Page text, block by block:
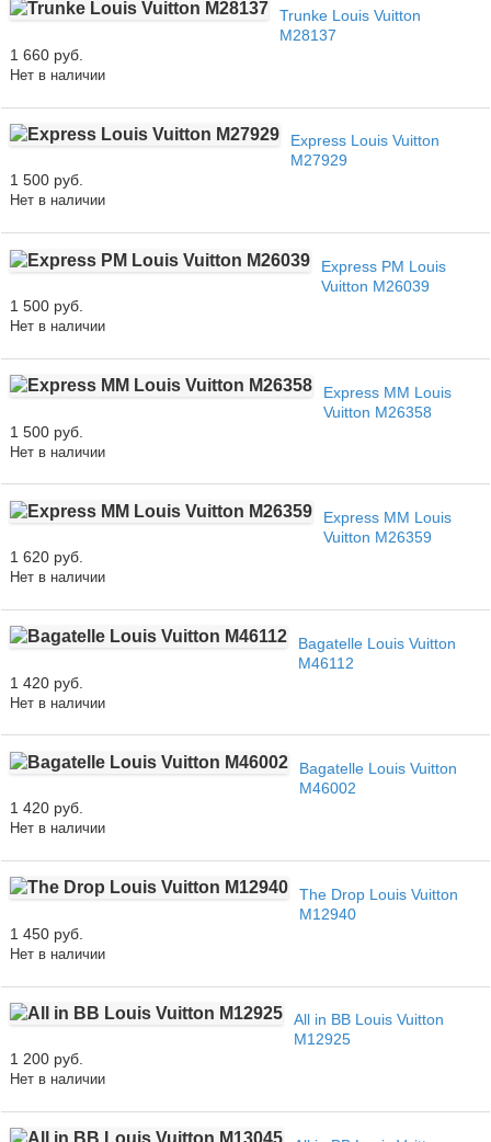
Trunke Louis Vuitton
M28137
1 660 руб.
Нет в наличии
Express Louis Vuitton
M27929
1 500 руб.
Нет в наличии
Express PM Louis
Vuitton M26039
1 500 руб.
Нет в наличии
Express MM Louis
Vuitton M26358
1 500 руб.
Нет в наличии
Express MM Louis
Vuitton M26359
1 620 руб.
Нет в наличии
Bagatelle Louis Vuitton
M46112
1 420 руб.
Нет в наличии
Bagatelle Louis Vuitton
M46002
1 420 руб.
Нет в наличии
The Drop Louis Vuitton
M12940
1 450 руб.
Нет в наличии
All in BB Louis Vuitton
M12925
1 200 руб.
Нет в наличии